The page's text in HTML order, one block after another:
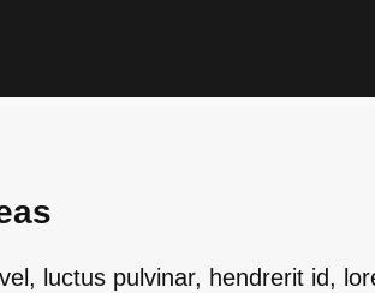
luctus pulvinar, hendrerit id,